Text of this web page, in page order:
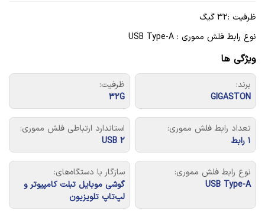
ظرفیت :32 گیگ
نوع رابط فلش مموری : USB Type-A
ویژگی ها
برند:
GIGASTON
ظرفیت:
32G
تعداد رابط فلش مموری:
۱ رابط
استاندارد ارتباطی فلش مموری:
USB 2
نوع رابط فلش مموری:
USB Type-A
سازگار با دستگاه‌های:
گوشی موبایل تبلت کامپیوتر و
لپ‌تاپ تلویزیون